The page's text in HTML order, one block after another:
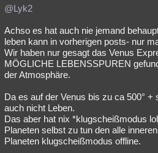
@Lyk2
Achso es hat auch nie jemand
leben kann in vorherigen posts- nur
Wir haben nur gesagt das Venus
MÖGLICHE LEBENSSPUREN
der Atmosphäre.
Da es auf der Venus bis zu ca 500° +
auch nicht Leben.
Das aber hat nix *klugscheißmodus
Planeten selbst zu tun den alle
Planeten klugscheißmodus offline.